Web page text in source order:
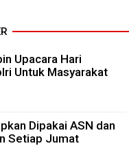
Upacara Hari
Untuk Masyarakat
Dipakai ASN dan
Setiap Jumat